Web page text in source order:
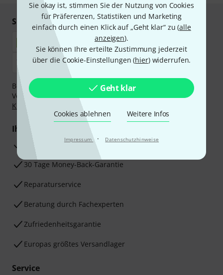
Sie okay ist, stimmen Sie der Nutzung von Cookies
für Präferenzen, Statistiken und Marketing
einfach durch einen Klick auf „Geht klar“ zu (alle
anzeigen).
Sie können Ihre erteilte Zustimmung jederzeit
über die Cookie-Einstellungen (hier) widerrufen.
Geht klar
Cookies ablehnen Weitere Infos
Impressum · Datenschutzhinweise
Sicher einkaufen & bezahlen
Bezahlen Sie vertraulich und sicher per Nachnahme,
Vorkasse, PayPal, Amazon Pay,Klarna Sofort bezahlen,
Klarna Ratenzahlungoder Kreditkarte.
Ihre Vorteile
3 Jahre Thomann Garantie
30 Tage Money-Back-Garantie
Reparaturservice
Beratung durch Fachexperten
Zufriedenheitsgarantie
Europas größtes Versandlager
Service